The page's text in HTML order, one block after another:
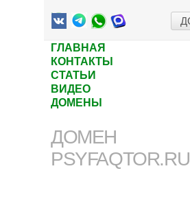
ГЛАВНАЯ
КОНТАКТЫ
СТАТЬИ
ВИДЕО
ДОМЕНЫ
ДОМЕН
PSYFAQTOR.RU